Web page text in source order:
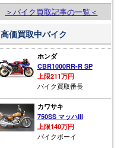
＞バイク買取記事の一覧＜
高価買取中バイク
ホンダ
CBR1000RR-R SP
上限211万円
バイク買取番長
カワサキ
750SS マッハIII
上限140万円
バイクボーイ